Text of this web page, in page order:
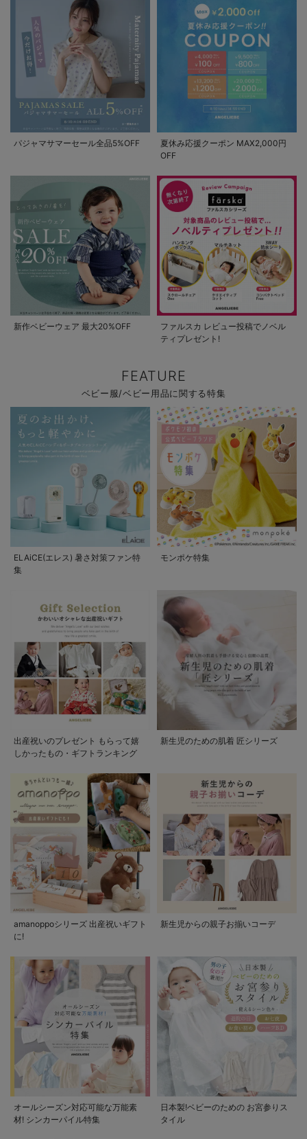
パジャマサマーセール全品5%OFF
夏休み応援クーポン MAX2,000円
OFF
新作ベビーウェア 最大20%OFF
ファルスカ レビュー投稿でノベル
ティプレゼント!
FEATURE
ベビー服/ベビー用品に関する特集
ELAiCE(エレス) 暑さ対策ファン特
集
モンポケ特集
出産祝いのプレゼント もらって嬉
しかったもの・ギフトランキング
新生児のための肌着 匠シリーズ
amanoppoシリーズ 出産祝いギフト
に!
新生児からの親子お揃いコーデ
オールシーズン対応可能な万能素
材! シンカーパイル特集
日本製!ベビーのための お宮参りス
タイル